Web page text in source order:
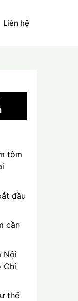
Liên hệ
tôm
đầu
cần
Nội
Chí
thế